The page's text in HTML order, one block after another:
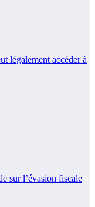
légalement accéder à
sur l’évasion fiscale